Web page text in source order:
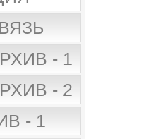
- 1
- 2
- 1